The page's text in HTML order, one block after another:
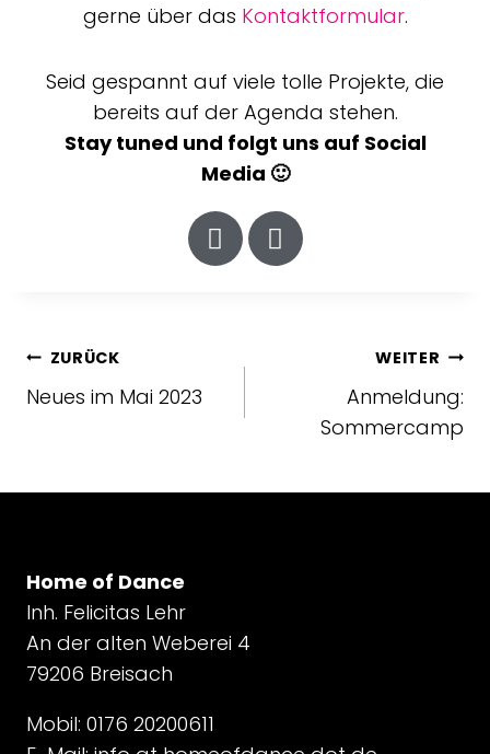
gerne über das Kontaktformular.
Seid gespannt auf viele tolle Projekte, die
bereits auf der Agenda stehen.
Stay tuned und folgt uns auf Social
Media 🙂
ZURÜCK
Neues im Mai 2023
WEITER
Anmeldung:
Sommercamp
Home of Dance
Inh. Felicitas Lehr
An der alten Weberei 4
79206 Breisach
Mobil: 0176 20200611